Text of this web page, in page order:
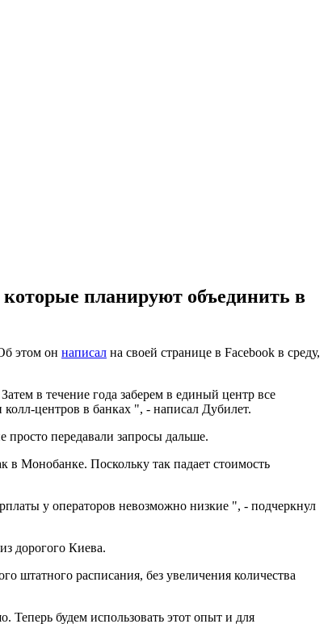
планируют объединить в
этом он написал на своей странице в Facebook в среду,
в течение года заберем в единый центр все
центров в банках ", - написал Дубилет.
просто передавали запросы дальше.
в Монобанке. Поскольку так падает стоимость
у операторов невозможно низкие ", - подчеркнул
дорогого Киева.
штатного расписания, без увеличения количества
будем использовать этот опыт и для